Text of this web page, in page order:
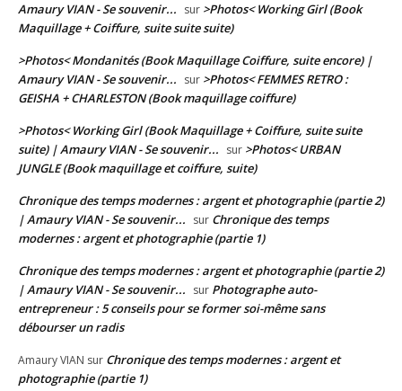
Amaury VIAN - Se souvenir... sur >Photos< Working Girl (Book
Maquillage + Coiffure, suite suite suite)
>Photos< Mondanités (Book Maquillage Coiffure, suite encore) |
Amaury VIAN - Se souvenir... sur >Photos< FEMMES RETRO :
GEISHA + CHARLESTON (Book maquillage coiffure)
>Photos< Working Girl (Book Maquillage + Coiffure, suite suite
suite) | Amaury VIAN - Se souvenir... sur >Photos< URBAN
JUNGLE (Book maquillage et coiffure, suite)
Chronique des temps modernes : argent et photographie (partie 2)
| Amaury VIAN - Se souvenir... sur Chronique des temps
modernes : argent et photographie (partie 1)
Chronique des temps modernes : argent et photographie (partie 2)
| Amaury VIAN - Se souvenir... sur Photographe auto-
entrepreneur : 5 conseils pour se former soi-même sans
débourser un radis
Amaury VIAN sur Chronique des temps modernes : argent et
photographie (partie 1)